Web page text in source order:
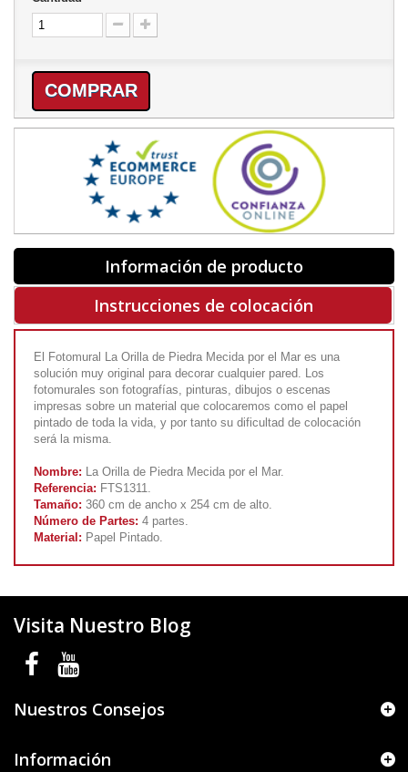
COMPRAR
Información de producto
Instrucciones de colocación
El Fotomural La Orilla de Piedra Mecida por el Mar es una
solución muy original para decorar cualquier pared. Los
fotomurales son fotografías, pinturas, dibujos o escenas
impresas sobre un material que colocaremos como el papel
pintado de toda la vida, y por tanto su dificultad de colocación
será la misma.
Nombre: La Orilla de Piedra Mecida por el Mar.
Referencia: FTS1311.
Tamaño: 360 cm de ancho x 254 cm de alto.
Número de Partes: 4 partes.
Material: Papel Pintado.
Visita Nuestro Blog
Nuestros Consejos
Información